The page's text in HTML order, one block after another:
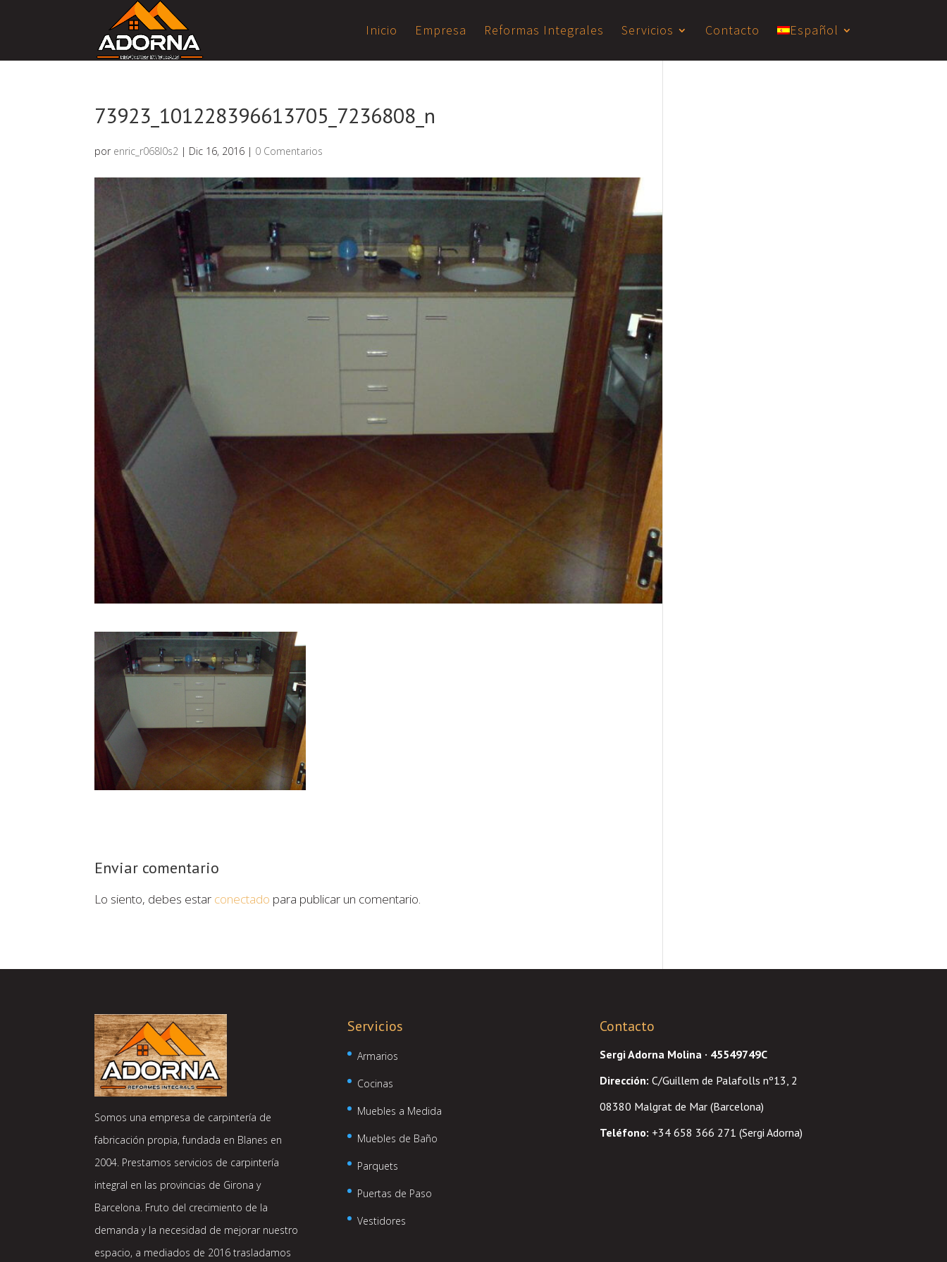
Inicio Empresa Reformas Integrales Servicios Contacto Español
73923_101228396613705_7236808_n
por enric_r068l0s2 | Dic 16, 2016 | 0 Comentarios
Enviar comentario
Lo siento, debes estar conectado para publicar un comentario.
Somos una empresa de carpintería de
fabricación propia, fundada en Blanes en
2004. Prestamos servicios de carpintería
integral en las provincias de Girona y
Barcelona. Fruto del crecimiento de la
demanda y la necesidad de mejorar nuestro
espacio, a mediados de 2016 trasladamos
Servicios
Armarios
Cocinas
Muebles a Medida
Muebles de Baño
Parquets
Puertas de Paso
Vestidores
Contacto
Sergi Adorna Molina · 45549749C
Dirección:C/Guillem de Palafolls nº13, 2
08380 Malgrat de Mar (Barcelona)
Teléfono: +34 658 366 271 (Sergi Adorna)